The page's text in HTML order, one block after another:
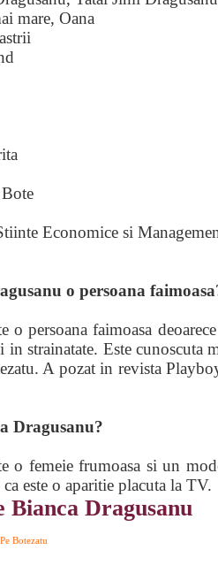
mare, Oana
Economice si
o persoana
o persoana faimoasa
in strainatate. Este cunoscuta
A pozat in revista
Dragusanu?
o femeie frumoasa si un
este o aparitie placuta la TV.
Bianca Dragusanu
Botezatu